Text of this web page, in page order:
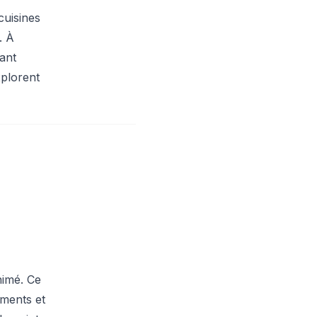
À
Ce
et